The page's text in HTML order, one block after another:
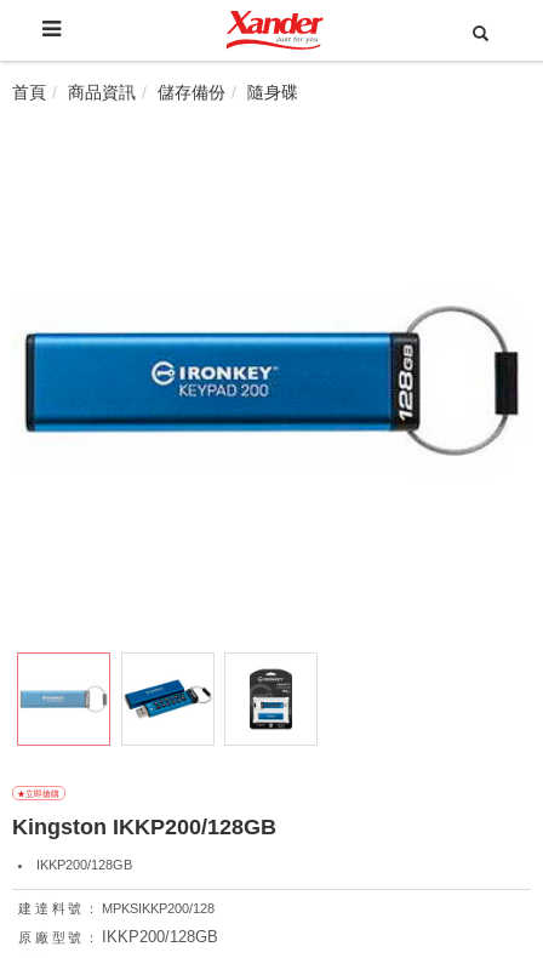
首頁 商品資訊 儲存備份 隨身碟
Kingston IKKP200/128GB
IKKP200/128GB
建達料號：
MPKSIKKP200/128
原廠型號：
IKKP200/128GB